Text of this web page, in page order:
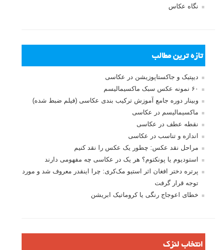
نگاه عکاس
تازه ترین مطالب
دیپتیک و جاکستا‌پوزیشن در عکاسی
۶۰ نمونه عکس سبک ماکسیمالیسم
وبینار دوره جامع آموزش ترکیب بندی عکاسی (فیلم ضبط شده)
ماکسیمالیسم در عکاسی
نقطه عطف در عکاسی
اندازه و تناسب در عکاسی
مراحل نقد عکس: چطور یک عکس را نقد کنیم
استودیوم یا پونکتوم؟ هر یک در عکاسی چه مفهومی دارند
پرتره دختر افغان اثر استیو مک‌کری: چرا اینقدر معروف شد و مورد
توجه قرار گرفت
خطای اعوجاج رنگی یا کروماتیک ابریشن
انتخاب لنزک